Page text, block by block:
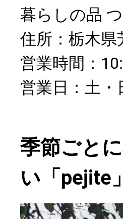
暮らしの品
住所：栃木県
営業時間：
営業日：土・
季節ごと
い「pejite」